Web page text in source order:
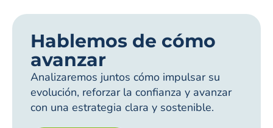
Hablemos de cómo
avanzar
Analizaremos juntos cómo impulsar su
evolución, reforzar la confianza y avanzar
con una estrategia clara y sostenible.